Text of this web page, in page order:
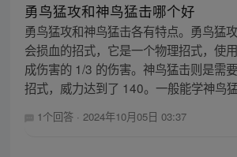
勇鸟猛攻和神鸟猛击哪个好
勇鸟猛攻和神鸟猛击各有特点。勇鸟猛
会损血的招式，它是一个物理招式，使
成伤害的 1/3 的伤害。神鸟猛击则是需
招式，威力达到了 140。一般能学神鸟
1个回答 · 2024年10月05日 03:37